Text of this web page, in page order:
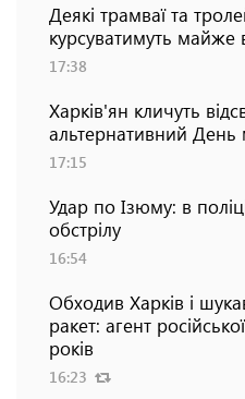
Деякі трамваї та
курсуватимуть майже
17:38
Харків'ян кличуть
альтернативний День
17:15
Удар по Ізюму: в
обстрілу
16:54
Обходив Харків і
ракет: агент
років
16:23